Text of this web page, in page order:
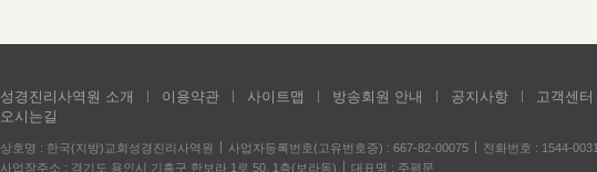
성경진리사역원 소개 이용약관 사이트맵 방송회원 안내 공지사항
고객센터
오시는길
상호명 : 한국(지방)교회성경진리사역원 사업자등록번호(고유번호증) : 667-82-00075
전화번호 : 1544-0031
사업장주소 : 경기도 용인시 기흥구 한보라 1로 50, 1층(보라동)
대표명 : 주평문